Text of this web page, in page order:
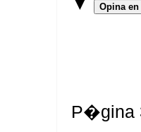
▼
Opina
P�gina